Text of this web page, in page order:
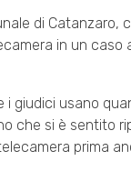
di Catanzaro,
in un caso
giudici usano
che si è sentito
prima